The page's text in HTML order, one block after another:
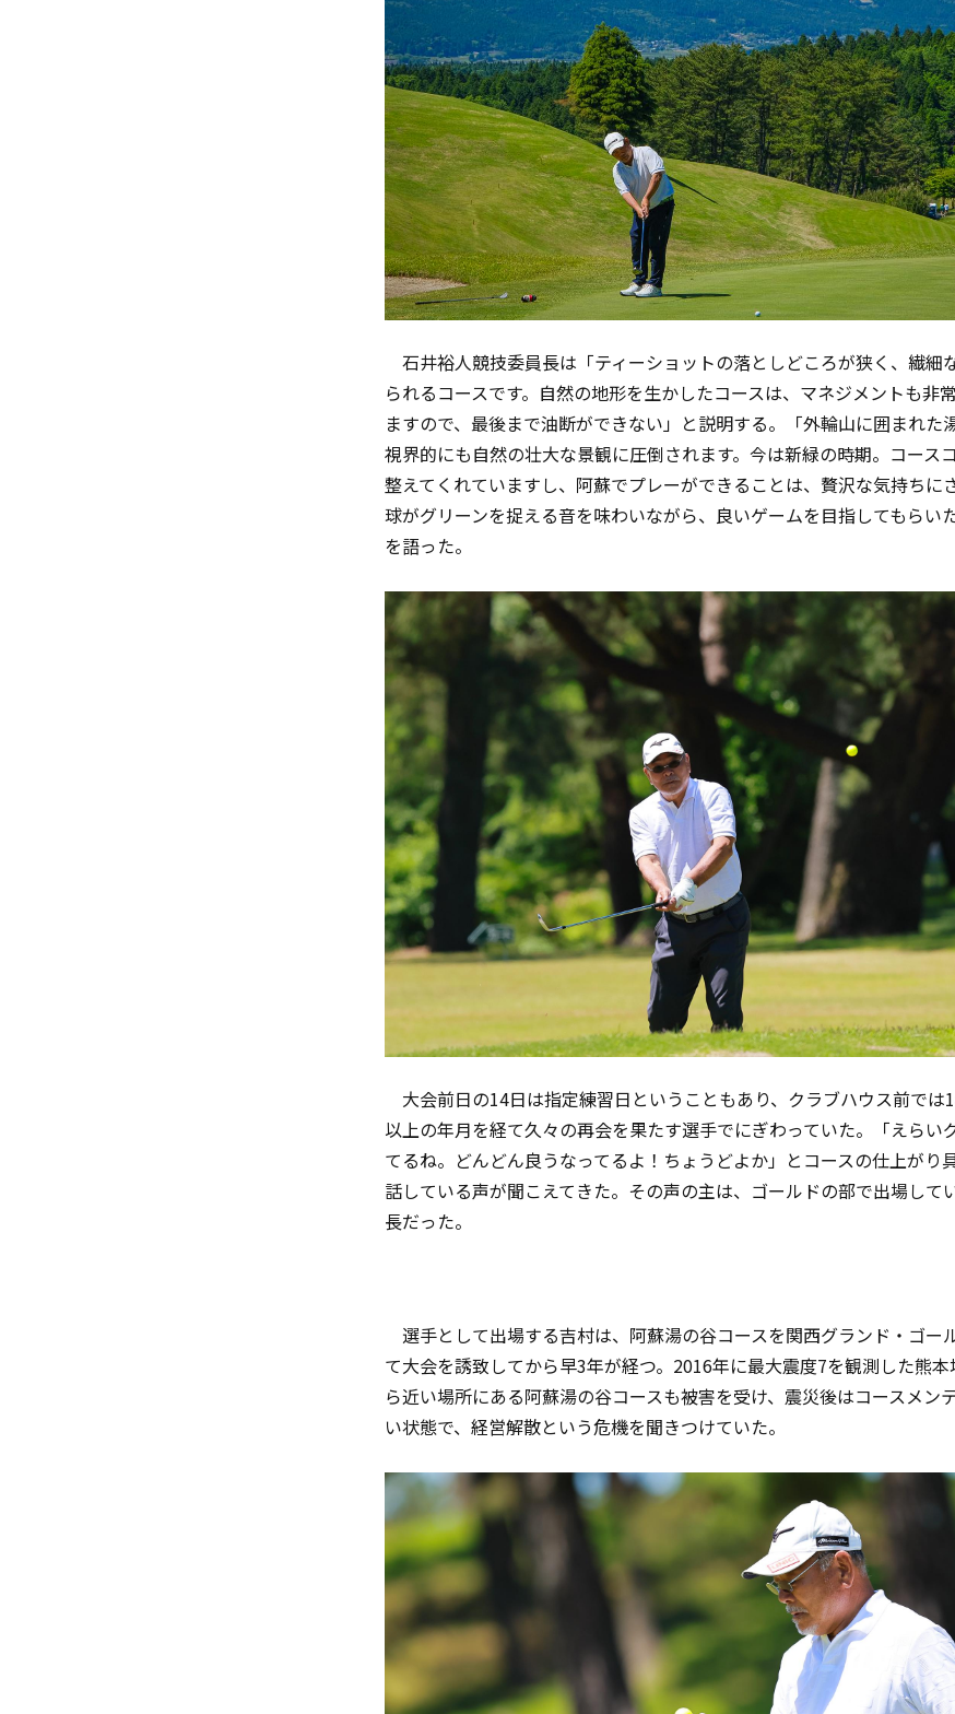
石井裕人競技委員長は「ティーショットの落としどころが狭く、繊細
られるコースです。自然の地形を生かしたコースは、マネジメントも非
ますので、最後まで油断ができない」と説明する。「外輪山に囲まれた
視界的にも自然の壮大な景観に圧倒されます。今は新緑の時期。コース
整えてくれていますし、阿蘇でプレーができることは、贅沢な気持ちに
球がグリーンを捉える音を味わいながら、良いゲームを目指してもらい
を語った。
大会前日の14日は指定練習日ということもあり、クラブハウス前では1
以上の年月を経て久々の再会を果たす選手でにぎわっていた。「えらい
てるね。どんどん良うなってるよ！ちょうどよか」とコースの仕上がり
話している声が聞こえてきた。その声の主は、ゴールドの部で出場して
長だった。
選手として出場する吉村は、阿蘇湯の谷コースを関西グランド・ゴー
て大会を誘致してから早3年が経つ。 2016年に最大震度7を観測した熊
ら近い場所にある阿蘇湯の谷コースも被害を受け、震災後はコースメン
い状態で、経営解散という危機を聞きつけていた。